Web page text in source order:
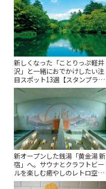
新しくなった「ことりっぷ軽井
沢」と一緒におでかけしたい注
目スポット13選【スタンプラリ
ー開催中】 | ことりっぷ
新オープンした銭湯「黄金湯 新
宿」へ。サウナとクラフトビー
ルを楽しむ癒やしのレトロ空間
| ことりっぷ